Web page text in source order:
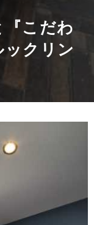
『こだわ
ックリン